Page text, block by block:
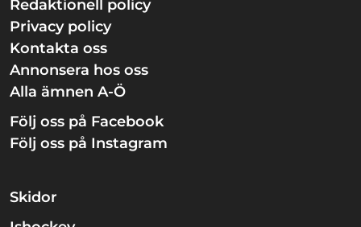
Redaktionell policy
Privacy policy
Kontakta oss
Annonsera hos oss
Alla ämnen A-Ö
Följ oss på Facebook
Följ oss på Instagram
Skidor